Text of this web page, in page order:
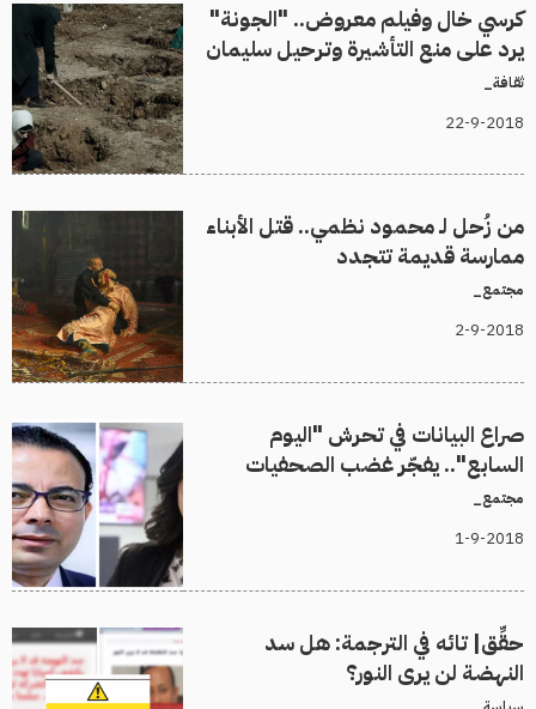
كرسي خال وفيلم معروض.. "الجونة"
يرد على منع التأشيرة وترحيل سليمان
ثقافة_
22-9-2018
من زُحل لـ محمود نظمي.. قتل الأبناء
ممارسة قديمة تتجدد
مجتمع_
2-9-2018
صراع البيانات في تحرش "اليوم
السابع".. يفجّر غضب الصحفيات
مجتمع_
1-9-2018
حقِّق| تائه في الترجمة: هل سد
النهضة لن يرى النور؟